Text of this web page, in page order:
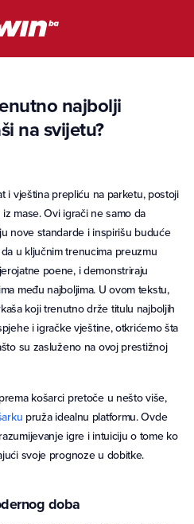
najbolji
na svijetu?
i vještina prepliću na parketu, postoji
mase. Ovi igrači ne samo da
nove standarde i inspirišu buduće
u ključnim trenucima preuzmu
poene, i demonstriraju
među najboljima. U ovom tekstu,
koji trenutno drže titulu najboljih
i igračke vještine, otkrićemo šta
su zasluženo na ovoj prestižnoj
košarci pretoče u nešto više,
pruža idealnu platformu. Ovde
igre i intuiciju o tome ko
svoje prognoze u dobitke.
doba